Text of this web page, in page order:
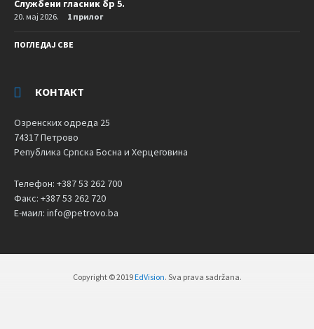
Службени гласник бр 5.
20. мај 2026. 1 прилог
ПОГЛЕДАЈ СВЕ
КОНТАКТ
Озренских одреда 25
74317 Петрово
Република Српска Босна и Херцеговина
Телефон: +387 53 262 700
Факс: +387 53 262 720
Е-маил: info@petrovo.ba
Copyright © 2019 EdVision. Sva prava sadržana.